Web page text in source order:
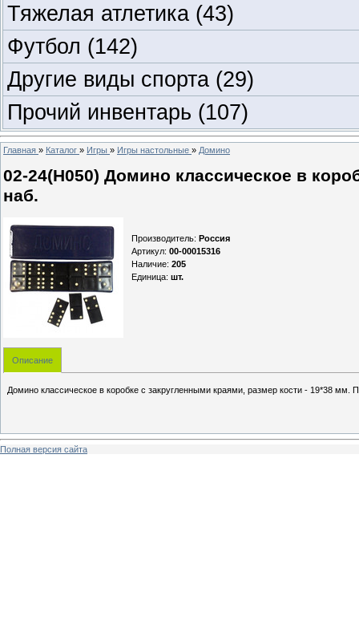
Тяжелая атлетика (43)
Футбол (142)
Другие виды спорта (29)
Прочий инвентарь (107)
Главная » Каталог » Игры » Игры настольные » Домино
02-24(Н050) Домино классическое в
наб.
Производитель: Россия
Артикул: 00-00015316
Наличие: 205
Единица: шт.
Описание
Домино классическое в коробке с закругленными краями, размер кости - 19*38 мм.
Полная версия сайта